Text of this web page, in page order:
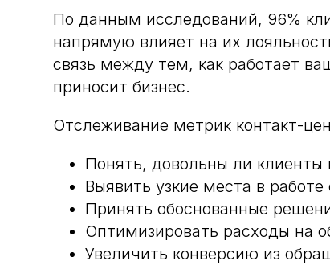
По данным исследований, 96%
напрямую влияет на их
связь между тем, как работает
приносит бизнес.
Отслеживание метрик контакт-
Понять, довольны ли клиенты
Выявить узкие места в работе
Принять обоснованные
Оптимизировать расходы на
Увеличить конверсию из